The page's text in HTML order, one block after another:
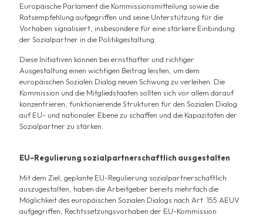
Europäische Parlament die Kommissionsmitteilung sowie die
Ratsempfehlung aufgegriffen und seine Unterstützung für die
Vorhaben signalisiert, insbesondere für eine stärkere Einbindung
der Sozialpartner in die Politikgestaltung.
Diese Initiativen können bei ernsthafter und richtiger
Ausgestaltung einen wichtigen Beitrag leisten, um dem
europäischen Sozialen Dialog neuen Schwung zu verleihen. Die
Kommission und die Mitgliedstaaten sollten sich vor allem darauf
konzentrieren, funktionierende Strukturen für den Sozialen Dialog
auf EU- und nationaler Ebene zu schaffen und die Kapazitäten der
Sozialpartner zu stärken.
EU-Regulierung sozialpartnerschaftlich ausgestalten
Mit dem Ziel, geplante EU-Regulierung sozialpartnerschaftlich
auszugestalten, haben die Arbeitgeber bereits mehrfach die
Möglichkeit des europäischen Sozialen Dialogs nach Art. 155 AEUV
aufgegriffen, Rechtssetzungsvorhaben der EU-Kommission